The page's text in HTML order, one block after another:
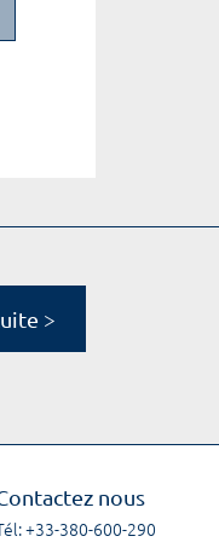
>
nous
+33-380-600-290